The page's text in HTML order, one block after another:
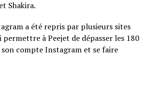
Shakira.
a été repris par plusieurs sites
à Peejet de dépasser les 180
son compte Instagram et se faire